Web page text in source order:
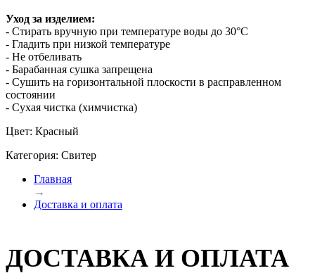
Уход за изделием:
- Стирать вручную при температуре воды до 30°C
- Гладить при низкой температуре
- Не отбеливать
- Барабанная сушка запрещена
- Сушить на горизонтальной плоскости в расправленном
состоянии
- Сухая чистка (химчистка)
Цвет: Красный
Категория: Свитер
Главная
→
Доставка и оплата
ДОСТАВКА И ОПЛАТА